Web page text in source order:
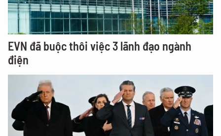
EVN đã buộc thôi việc 3 lãnh đạo ngành
điện